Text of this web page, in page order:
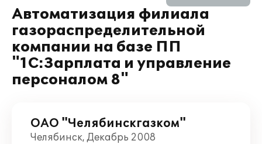
Автоматизация филиала
газораспределительной
компании на базе ПП
"1С:Зарплата и управление
персоналом 8"
ОАО "Челябинскгазком"
Челябинск, Декабрь 2008